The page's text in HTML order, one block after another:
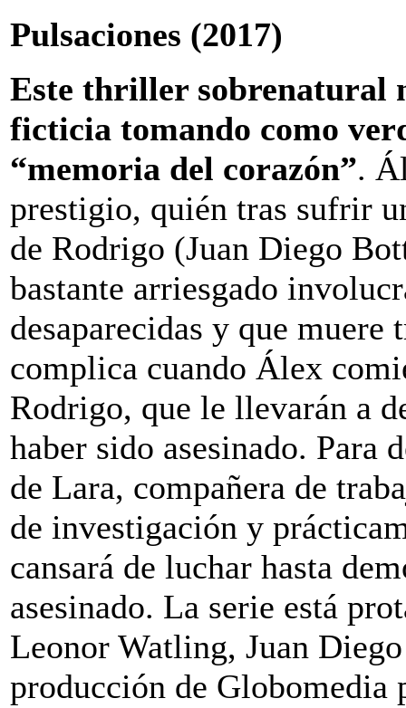
Pulsaciones (2017)
Este thriller sobrenatural
ficticia tomando como
“memoria del corazón”.
prestigio, quién tras sufrir
de Rodrigo (Juan Diego
bastante arriesgado
desaparecidas y que muere
complica cuando Álex
Rodrigo, que le llevarán a
haber sido asesinado. Para
de Lara, compañera de
de investigación y
cansará de luchar hasta
asesinado. La serie está
Leonor Watling, Juan
producción de Globomedia